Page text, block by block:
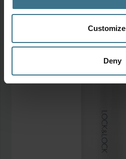
Customize
Deny
Meer van deze collectie